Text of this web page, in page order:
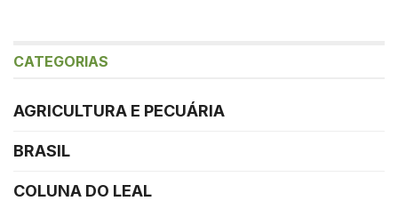
CATEGORIAS
AGRICULTURA E PECUÁRIA
BRASIL
COLUNA DO LEAL